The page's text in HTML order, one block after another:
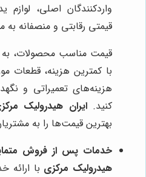
واردکنندگان اصلی، لوازم
قیمتی رقابتی و منصفانه
قیمت مناسب محصولات،
با کمترین هزینه، قطعات
هزینه‌های تعمیراتی و
کنید.ایران هیدرولیک
بهترین قیمت‌ها را به
خدمات پس از فروش
هیدرولیک مرکزی با ارائه